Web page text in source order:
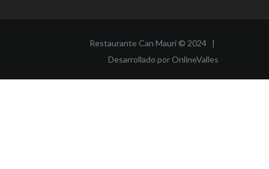
Restaurante Can Mauri © 2024 |
Desarrollado por OnlineValles